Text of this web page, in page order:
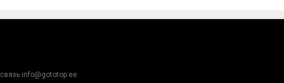
info@gototop.ee